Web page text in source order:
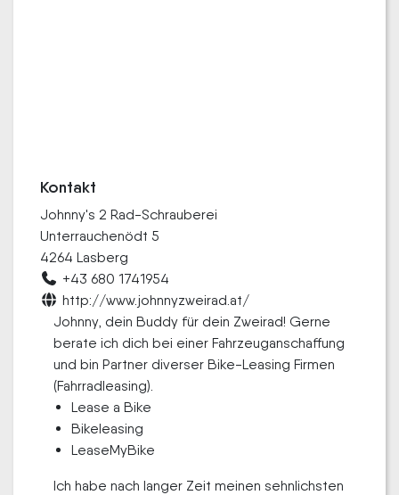
Kontakt
Johnny's 2 Rad-Schrauberei
Unterrauchenödt 5
4264 Lasberg
+43 680 1741954
http://www.johnnyzweirad.at/
Johnny, dein Buddy für dein Zweirad! Gerne
berate ich dich bei einer Fahrzeuganschaffung
und bin Partner diverser Bike-Leasing Firmen
(Fahrradleasing).
Lease a Bike
Bikeleasing
LeaseMyBike
Ich habe nach langer Zeit meinen sehnlichsten